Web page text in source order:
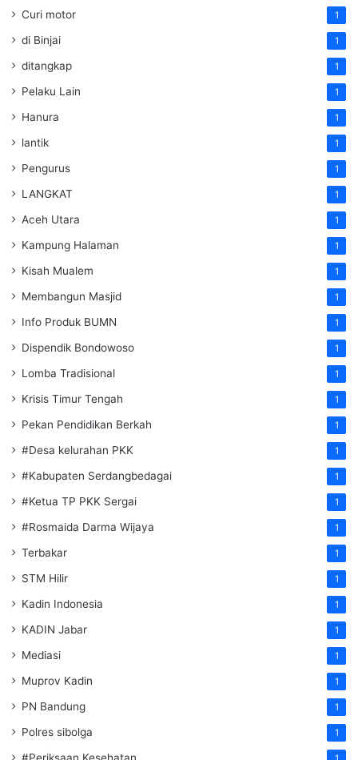
Curi motor 1
di Binjai 1
ditangkap 1
Pelaku Lain 1
Hanura 1
lantik 1
Pengurus 1
LANGKAT 1
Aceh Utara 1
Kampung Halaman 1
Kisah Mualem 1
Membangun Masjid 1
Info Produk BUMN 1
Dispendik Bondowoso 1
Lomba Tradisional 1
Krisis Timur Tengah 1
Pekan Pendidikan Berkah 1
#Desa kelurahan PKK 1
#Kabupaten Serdangbedagai 1
#Ketua TP PKK Sergai 1
#Rosmaida Darma Wijaya 1
Terbakar 1
STM Hilir 1
Kadin Indonesia 1
KADIN Jabar 1
Mediasi 1
Muprov Kadin 1
PN Bandung 1
Polres sibolga 1